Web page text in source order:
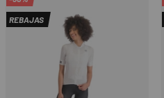
REBAJAS